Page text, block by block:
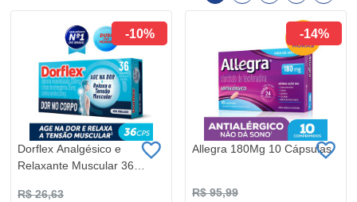
-10%
Dorflex Analgésico e
Relaxante Muscular 36
R$ 26,63
-14%
Allegra 180Mg 10 Cápsulas
R$ 95,99